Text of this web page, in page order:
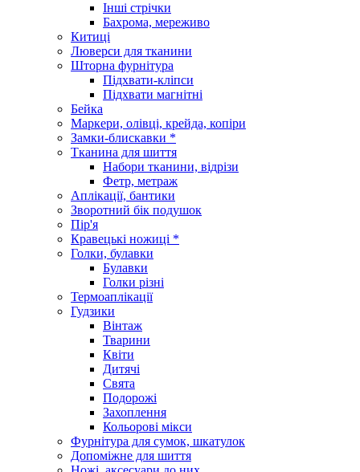
Інші стрічки
Бахрома, мереживо
Китиці
Люверси для тканини
Шторна фурнітура
Підхвати-кліпси
Підхвати магнітні
Бейка
Маркери, олівці, крейда, копіри
Замки-блискавки *
Тканина для шиття
Набори тканини, відрізи
Фетр, метраж
Аплікації, бантики
Зворотний бік подушок
Пір'я
Кравецькі ножиці *
Голки, булавки
Булавки
Голки різні
Термоаплікації
Гудзики
Вінтаж
Тварини
Квіти
Дитячі
Свята
Подорожі
Захоплення
Кольорові мікси
Фурнітура для сумок, шкатулок
Допоміжне для шиття